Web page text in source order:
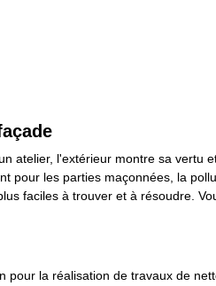
atelier, l'extérieur montre sa vertu
pour les parties maçonnées, la
faciles à trouver et à résoudre.
la réalisation de travaux de